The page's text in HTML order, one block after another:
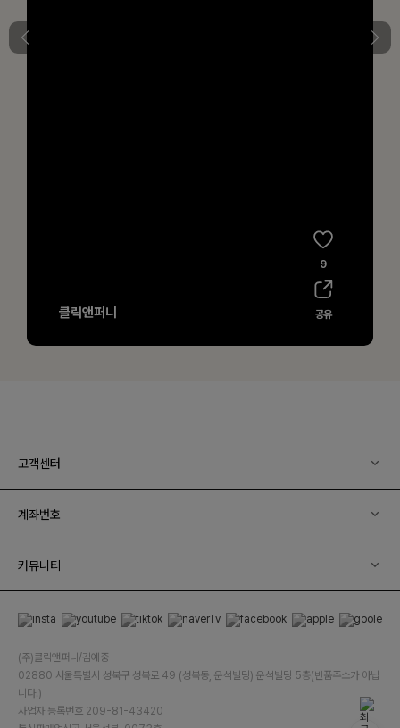
고객센터
계좌번호
커뮤니티
(주)클릭앤퍼니/김예중
02880 서울특별시 성북구 성북로 49 (성북동, 운석빌딩) 운석빌딩 5층(반품주소가 아닙
니다.)
사업자 등록번호 209-81-43420